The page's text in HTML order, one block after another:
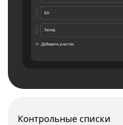
Контрольные списки